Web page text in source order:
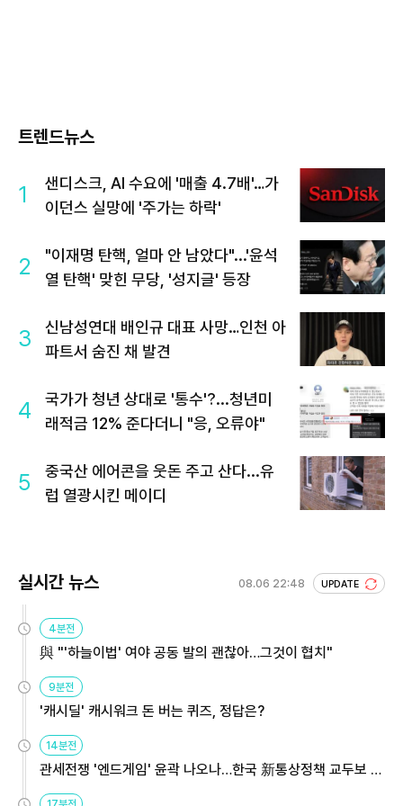
트렌드뉴스
1
샌디스크, AI 수요에 '매출 4.7배'…가
이던스 실망에 '주가는 하락'
2
"이재명 탄핵, 얼마 안 남았다"...'윤석
열 탄핵' 맞힌 무당, '성지글' 등장
3
신남성연대 배인규 대표 사망…인천 아
파트서 숨진 채 발견
4
국가가 청년 상대로 '통수'?...청년미
래적금 12% 준다더니 "응, 오류야"
5
중국산 에어콘을 웃돈 주고 산다...유
럽 열광시킨 메이디
실시간 뉴스 08.06 22:48 UPDATE
4분전
與 "'하늘이법' 여야 공동 발의 괜찮아…그것이 협치"
9분전
'캐시딜' 캐시워크 돈 버는 퀴즈, 정답은?
14분전
관세전쟁 '엔드게임' 윤곽 나오나…한국 新통상정책 교두보 활